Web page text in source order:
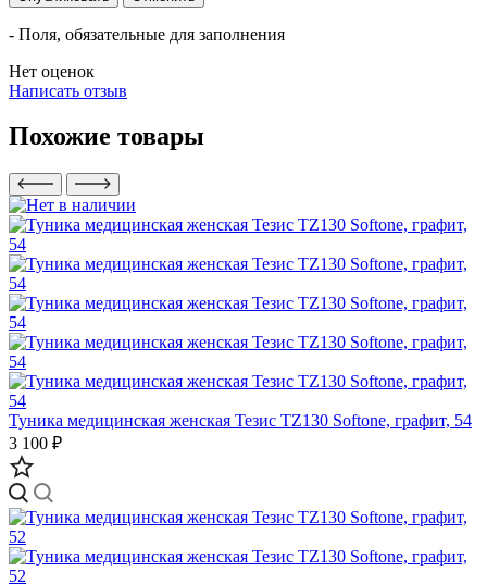
- Поля, обязательные для заполнения
Нет оценок
Написать отзыв
Похожие товары
Туника медицинская женская Тезис TZ130 Softone, графит, 54
3 100 ₽